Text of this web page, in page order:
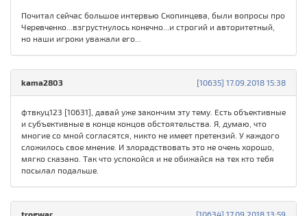
Почитал сейчас большое интервью Скопинцева, были вопросы про
Черевченко...взгрустнулось конечно...и строгий и авторитетный,
но наши игроки уважали его...
[10635] 17.09.2018 15:38
kama2803
фтвкуц123 [10631], давай уже закончим эту тему. Есть объективные
и субъективные в конце концов обстоятельства. Я, думаю, что
многие со мной согласятся, никто не имеет претензий. У каждого
сложилось свое мнение. И злорадствовать это не очень хорошо,
мягко сказано. Так что успокойся и не обижайся на тех кто тебя
посылал подальше.